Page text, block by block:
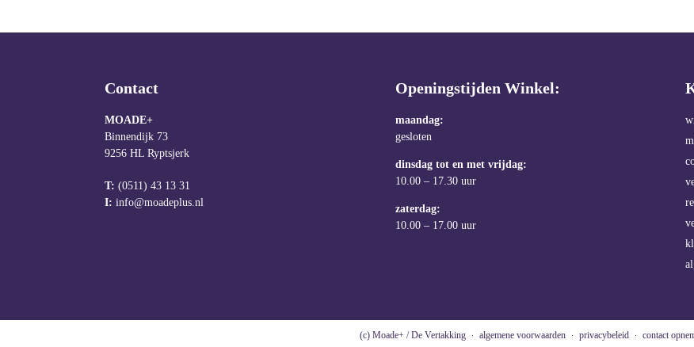
Contact
MOADE+
Binnendijk 73
9256 HL Ryptsjerk
T: (0511) 43 13 31
I: info@moadeplus.nl
Openingstijden Winkel:
maandag:
gesloten
dinsdag tot en met vrijdag:
10.00 – 17.30 uur
zaterdag:
10.00 – 17.00 uur
(c) Moade+ / De Vertakking algemene voorwaarden privacybeleid contact